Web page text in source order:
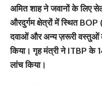
अमित शाह ने जवानों के लिए
औरदुर्गम क्षेत्रों में स्थित BOP
दवाओं और अन्य ज़रूरी वस्तुओं
किया। गृह मंत्री ने ITBP के
लांच किया।